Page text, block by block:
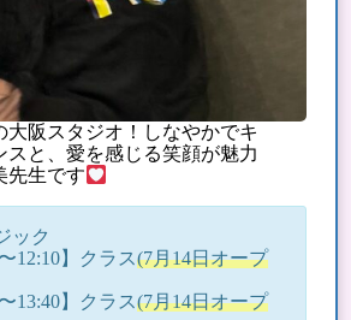
大阪スタジオ！しなやかでキ
スと、愛を感じる笑顔が魅力
先生です
ック
12:10】クラス(7月14日オープ
13:40】クラス(7月14日オープ